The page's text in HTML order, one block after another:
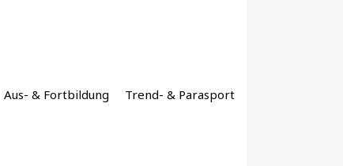
Aus- & Fortbildung Trend- & Parasport